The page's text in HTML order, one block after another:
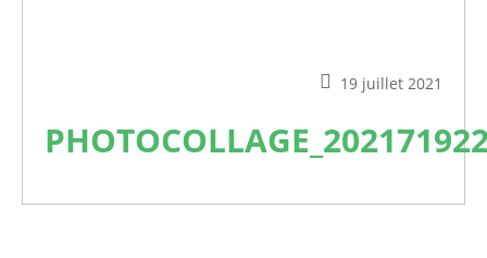
19 juillet 2021